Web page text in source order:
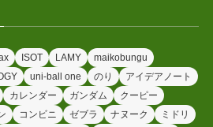
ISOT LAMY
maikobungu
uni-ball one のり
アイデアノート
カレンダー ガンダム
クーピー
コンビニ ゼブラ ナヌーク
ミドリ